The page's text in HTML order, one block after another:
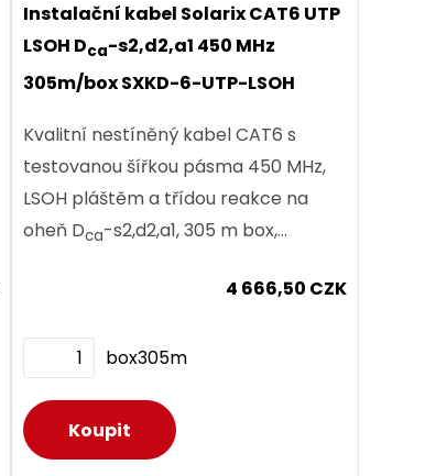
Instalační kabel Solarix CAT6 UTP
LSOH Dca-s2,d2,a1 450 MHz
305m/box SXKD-6-UTP-LSOH
Kvalitní nestíněný kabel CAT6 s
testovanou šířkou pásma 450 MHz,
LSOH pláštěm a třídou reakce na
oheň Dca-s2,d2,a1, 305 m box,
4 666,50 CZK
box305m